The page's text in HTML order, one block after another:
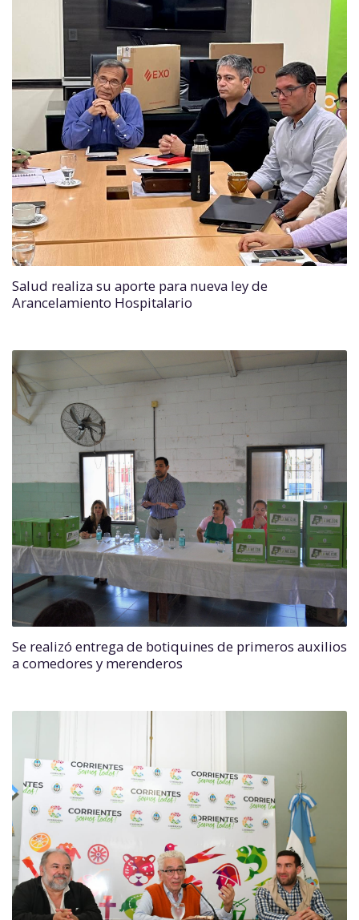
Salud realiza su aporte para nueva ley de
Arancelamiento Hospitalario
Se realizó entrega de botiquines de primeros auxilios
a comedores y merenderos